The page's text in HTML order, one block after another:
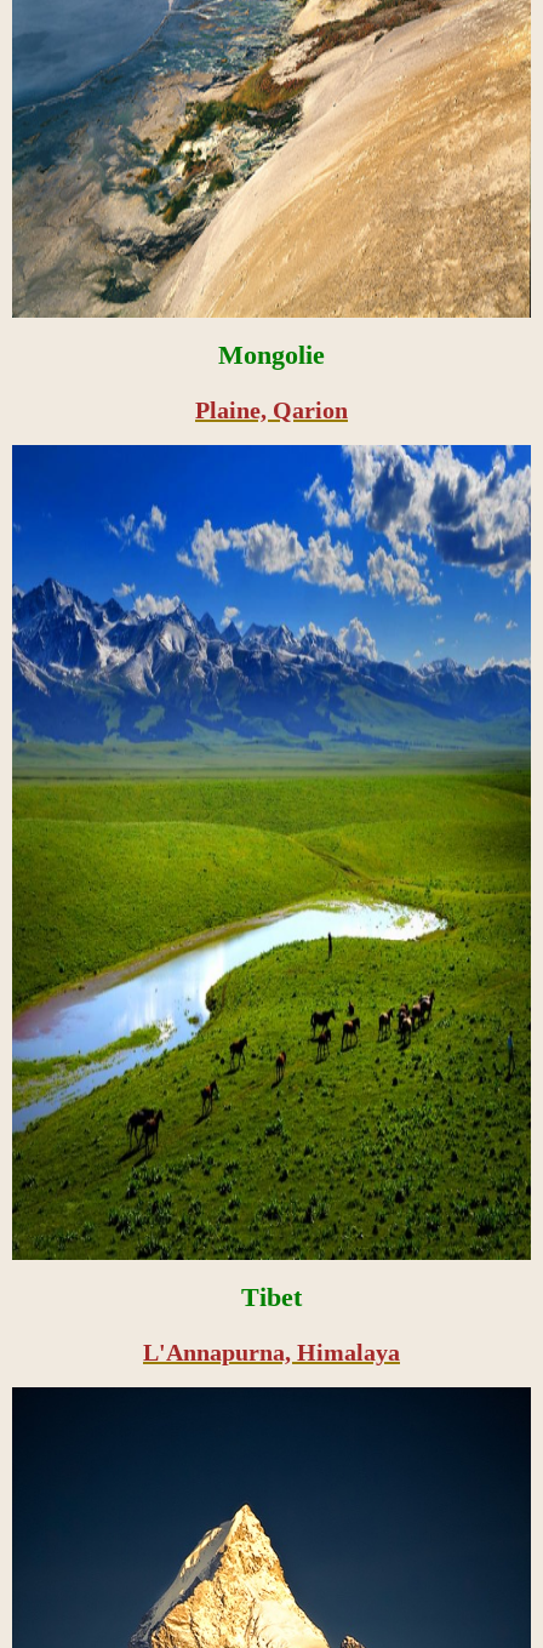
Mongolie
Plaine, Qarion
Tibet
L'Annapurna, Himalaya